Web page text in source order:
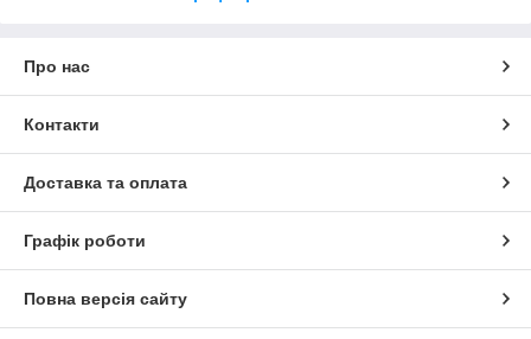
Про нас
Контакти
Доставка та оплата
Графік роботи
Повна версія сайту